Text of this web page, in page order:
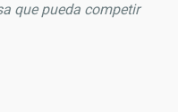
que pueda competir